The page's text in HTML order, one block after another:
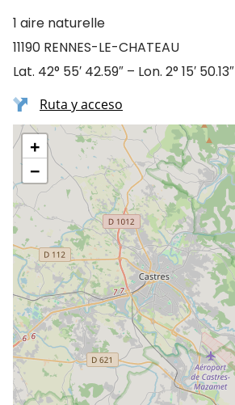
1 aire naturelle
11190 RENNES-LE-CHATEAU
Lat. 42° 55′ 42.59″ – Lon. 2° 15′ 50.13″
Ruta y acceso
+
−